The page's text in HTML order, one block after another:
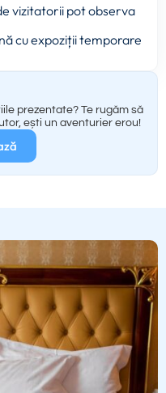
vizitatorii pot observa
cu expoziții temporare
prezentate? Te rugăm să
ești un aventurier erou!